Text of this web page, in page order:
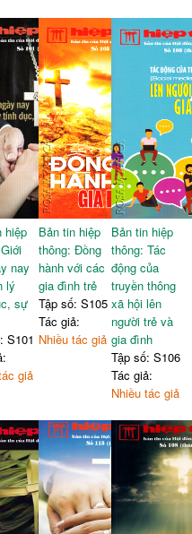
hiệp
nay
lý
sự
S101
giả
Bản tin hiệp
thông: Đồng
hành với các
gia đình trẻ
Tập số: S105
Tác giả:
Nhiều tác giả
Bản tin hiệp
thông: Tác
động của
truyền thông
xã hội lên
người trẻ và
gia đình
Tập số: S106
Tác giả:
Nhiều tác giả